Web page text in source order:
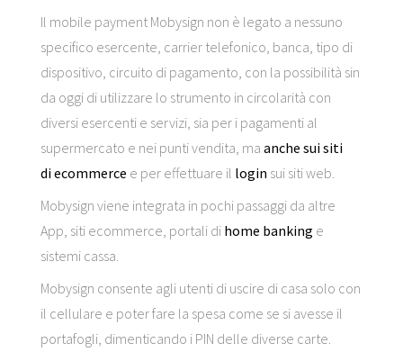
Il mobile payment Mobysign non è legato a nessuno
specifico esercente, carrier telefonico, banca, tipo di
dispositivo, circuito di pagamento, con la possibilità sin
da oggi di utilizzare lo strumento in circolarità con
diversi esercenti e servizi, sia per i pagamenti al
supermercato e nei punti vendita, ma anche sui siti
di ecommerce e per effettuare il login sui siti web.
Mobysign viene integrata in pochi passaggi da altre
App, siti ecommerce, portali di home banking e
sistemi cassa.
Mobysign consente agli utenti di uscire di casa solo con
il cellulare e poter fare la spesa come se si avesse il
portafogli, dimenticando i PIN delle diverse carte.